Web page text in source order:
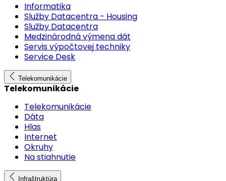
Informatika
Služby Datacentra - Housing
Služby Datacentra
Medzinárodná výmena dát
Servis výpočtovej techniky
Service Desk
Telekomunikácie
Telekomunikácie
Telekomunikácie
Dáta
Hlas
Internet
Okruhy
Na stiahnutie
Infraštruktúra